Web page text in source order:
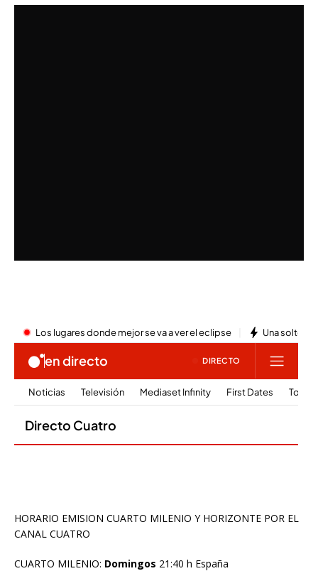
HORARIO EMISION CUARTO MILENIO Y HORIZONTE POR EL
CANAL CUATRO
CUARTO MILENIO: Domingos 21:40 h España